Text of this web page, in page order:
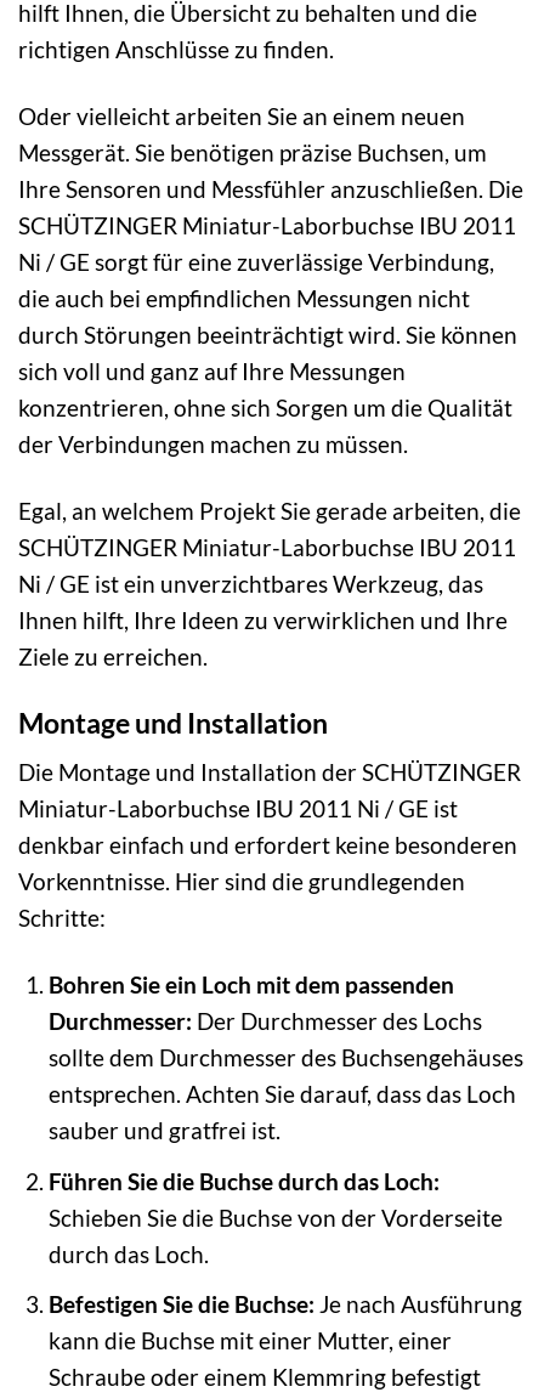
hilft Ihnen, die Übersicht zu behalten und die
richtigen Anschlüsse zu finden.
Oder vielleicht arbeiten Sie an einem neuen
Messgerät. Sie benötigen präzise Buchsen, um
Ihre Sensoren und Messfühler anzuschließen. Die
SCHÜTZINGER Miniatur-Laborbuchse IBU 2011
Ni / GE sorgt für eine zuverlässige Verbindung,
die auch bei empfindlichen Messungen nicht
durch Störungen beeinträchtigt wird. Sie können
sich voll und ganz auf Ihre Messungen
konzentrieren, ohne sich Sorgen um die Qualität
der Verbindungen machen zu müssen.
Egal, an welchem Projekt Sie gerade arbeiten, die
SCHÜTZINGER Miniatur-Laborbuchse IBU 2011
Ni / GE ist ein unverzichtbares Werkzeug, das
Ihnen hilft, Ihre Ideen zu verwirklichen und Ihre
Ziele zu erreichen.
Montage und Installation
Die Montage und Installation der SCHÜTZINGER
Miniatur-Laborbuchse IBU 2011 Ni / GE ist
denkbar einfach und erfordert keine besonderen
Vorkenntnisse. Hier sind die grundlegenden
Schritte:
Bohren Sie ein Loch mit dem passenden
Durchmesser: Der Durchmesser des Lochs
sollte dem Durchmesser des Buchsengehäuses
entsprechen. Achten Sie darauf, dass das Loch
sauber und gratfrei ist.
Führen Sie die Buchse durch das Loch:
Schieben Sie die Buchse von der Vorderseite
durch das Loch.
Befestigen Sie die Buchse: Je nach Ausführung
kann die Buchse mit einer Mutter, einer
Schraube oder einem Klemmring befestigt